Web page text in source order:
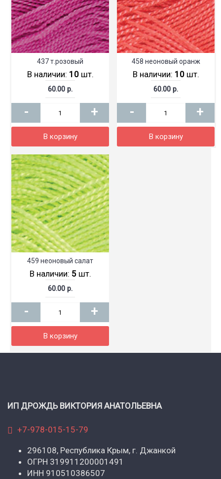
437 т.розовый
В наличии: 10шт.
60.00 р.
- +
В корзину
458 неоновый оранж
В наличии: 10шт.
60.00 р.
- +
В корзину
459 неоновый салат
В наличии: 5шт.
60.00 р.
- +
В корзину
ИП ДРОЖДЬ ВИКТОРИЯ АНАТОЛЬЕВНА
+7-978-015-15-79
296108, Республика Крым, г. Джанкой
ОГРН 319911200001491
ИНН 910510386507